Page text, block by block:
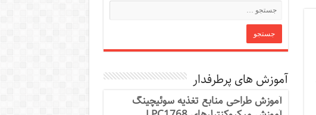
آموزش های پرطرفدار
آموزش طراحی منابع تغذیه سوئیچینگ